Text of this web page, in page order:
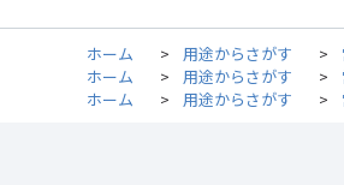
ホーム > 用途からさがす >
ホーム
> 用途からさがす >
ホーム
> 用途からさがす >